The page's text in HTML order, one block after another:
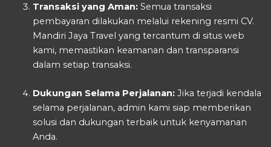
Transaksi yang Aman:Semua transaksi
pembayaran dilakukan melalui rekening resmi CV.
Mandiri Jaya Travel yang tercantum di situs web
kami, memastikan keamanan dan transparansi
dalam setiap transaksi.
Dukungan Selama Perjalanan:Jika terjadi kendala
selama perjalanan, admin kami siap memberikan
solusi dan dukungan terbaik untuk kenyamanan
Anda.